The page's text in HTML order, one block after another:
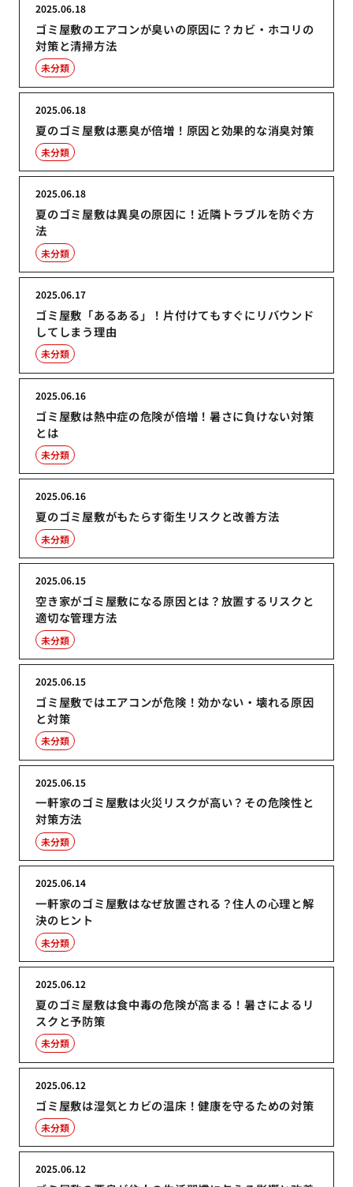
ゴミ屋敷のエアコンが臭いの原因に？カビ・ホコリの
対策と清掃方法
2025.06.18
未分類
夏のゴミ屋敷は悪臭が倍増！原因と効果的な消臭対策
2025.06.18
未分類
夏のゴミ屋敷は異臭の原因に！近隣トラブルを防ぐ方
法
2025.06.18
未分類
ゴミ屋敷「あるある」！片付けてもすぐにリバウンド
してしまう理由
2025.06.17
未分類
ゴミ屋敷は熱中症の危険が倍増！暑さに負けない対策
とは
2025.06.16
未分類
夏のゴミ屋敷がもたらす衛生リスクと改善方法
2025.06.16
未分類
空き家がゴミ屋敷になる原因とは？放置するリスクと
適切な管理方法
2025.06.15
未分類
ゴミ屋敷ではエアコンが危険！効かない・壊れる原因
と対策
2025.06.15
未分類
一軒家のゴミ屋敷は火災リスクが高い？その危険性と
対策方法
2025.06.15
未分類
一軒家のゴミ屋敷はなぜ放置される？住人の心理と解
決のヒント
2025.06.14
未分類
夏のゴミ屋敷は食中毒の危険が高まる！暑さによるリ
スクと予防策
2025.06.12
未分類
ゴミ屋敷は湿気とカビの温床！健康を守るための対策
2025.06.12
未分類
2025.06.12